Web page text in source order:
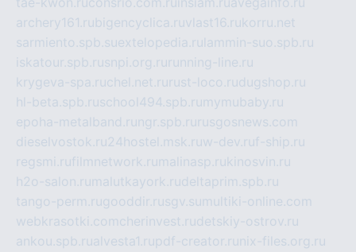
archery161.rubigencyclica.ruvlast16.rukorru.net
sarmiento.spb.suextelopedia.ru lammin-suo.spb.ru
iskatour.spb.rusnpi.org.ru running-line.ru
krygeva-spa.ruchel.net.ru rust-loco.rudugshop.ru
hl-beta.spb.ruschool494.spb.ru mymubaby.ru
epoha-metalband.ru ngr.spb.ru rusgosnews.com
dieselvostok.ru24hostel.msk.ruw-dev.ruf-ship.ru
regsmi.rufilmnetwork.ru malinasp.rukinosvin.ru
h2o-salon.ru malutkayork.rudeltaprim.spb.ru
tango-perm.rugooddir.rusgv.su multiki-online.com
webkrasotki.comcherinvest.rudetskiy-ostrov.ru
ankou.spb.rualvesta1.rupdf-creator.ru nix-files.org.ru